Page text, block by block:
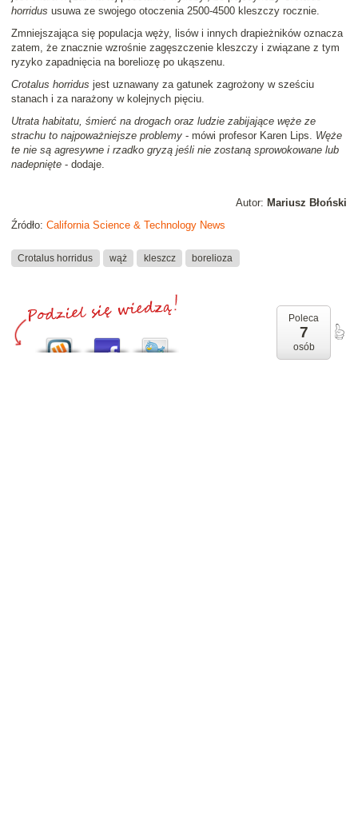
horridus usuwa ze swojego otoczenia 2500-4500 kleszczy rocznie.
Zmniejszająca się populacja węży, lisów i innych drapieżników oznacza
zatem, że znacznie wzrośnie zagęszczenie kleszczy i związane z tym
ryzyko zapadnięcia na boreliozę po ukąszenu.
Crotalus horridus jest uznawany za gatunek zagrożony w sześciu
stanach i za narażony w kolejnych pięciu.
Utrata habitatu, śmierć na drogach oraz ludzie zabijające węże ze
strachu to najpoważniejsze problemy - mówi profesor Karen Lips. Węże
te nie są agresywne i rzadko gryzą jeśli nie zostaną sprowokowane lub
nadepnięte - dodaje.
Autor: Mariusz Błoński
Źródło: California Science & Technology News
Crotalus horridus wąż kleszcz borelioza
Poleca
7
osób